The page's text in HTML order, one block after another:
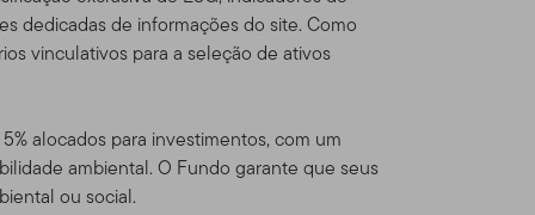
dedicadas de informações do site. Como
vinculativos para a seleção de ativos
alocados para investimentos, com um
ambiental. O Fundo garante que seus
ou social.
com os Termos de Uso,
Global Advisors
Inc. [NYSE: BEN] é
de várias